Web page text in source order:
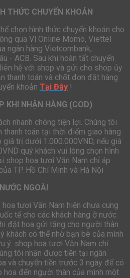
THỨC CHUYỂN KHOẢN
chọn hình thức chuyển khoản cho
qua Ví Online Momo, Viettel
ngân hàng Vietcombank,
- ACB. Sau khi hoàn tất chuyển
hệ với shop và gửi cho shop ủy
thanh toán và chốt đơn đặt hàng
khoản Tại Đây !
KHI NHẬN HÀNG (COD)
nhanh chóng tiện lợi. Chúng tôi
thanh toán tại thời điểm giao hàng
trị dưới 1.000.000VND, nếu giá
quý khách vui lòng chọn hình
shop hoa tươi Văn Nam chỉ áp
TP. Hồ Chí Minh và Hà Nội
NGOÀI
tươi Văn Nam hiện chưa cung
tế cho các khách hàng ở nước
đặt hoa gửi tặng cho người thân
khách có thể nhờ bạn bè của mình
ý: shop hoa tươi Văn Nam chỉ
tôi nhận được tiền tại ngân
và chuyển tiền trước 3 ngày để có
đến người thân của mình một